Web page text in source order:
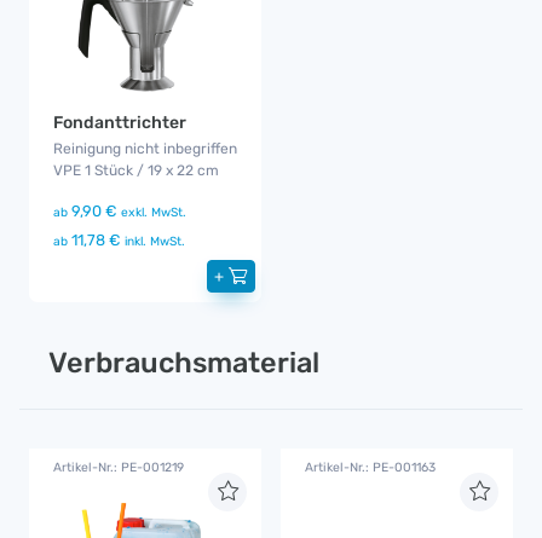
Fondanttrichter
Reinigung nicht inbegriffen
VPE 1 Stück / 19 x 22 cm
ab 9,90 € exkl. MwSt.
ab 11,78 € inkl. MwSt.
+
Verbrauchsmaterial
Artikel-Nr.: PE-001219 Artikel-Nr.: PE-001163